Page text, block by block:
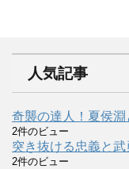
人気記事
奇襲の達人！夏侯淵
2件のビュー
突き抜ける忠義と
2件のビュー